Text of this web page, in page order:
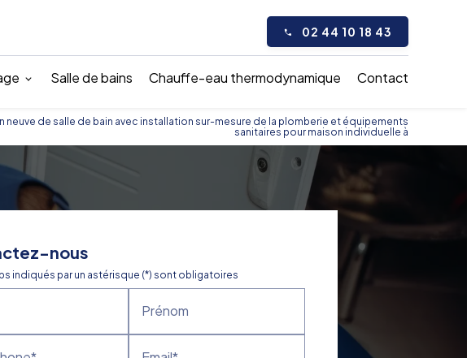
02 44 10 18 43
Salle de bains Chauffe-eau thermodynamique Contact
de salle de bain avec installation sur-mesure de la plomberie et équipements
sanitaires pour maison individuelle à
nous
indiqués par un astérisque (*) sont obligatoires
Prénom